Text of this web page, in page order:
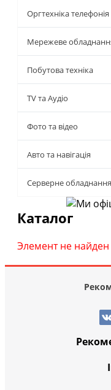
Оргтехніка телефонія
Мережеве
Побутова техніка
TV та Аудіо
Фото та відео
Авто та навігація
Серверне обладнання
Каталог
Элемент не найден